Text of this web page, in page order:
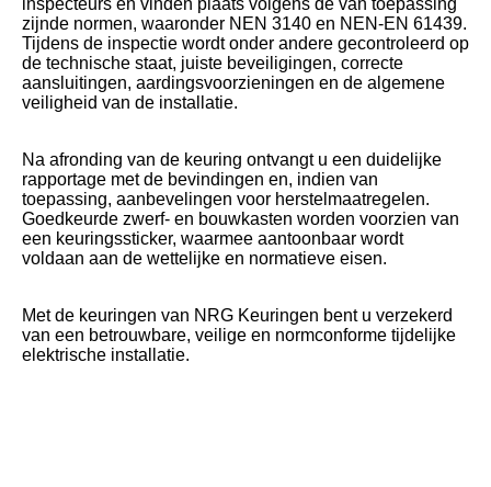
inspecteurs en vinden plaats volgens de van toepassing
zijnde normen, waaronder NEN 3140 en NEN-EN 61439.
Tijdens de inspectie wordt onder andere gecontroleerd op
de technische staat, juiste beveiligingen, correcte
aansluitingen, aardingsvoorzieningen en de algemene
veiligheid van de installatie.
Na afronding van de keuring ontvangt u een duidelijke
rapportage met de bevindingen en, indien van
toepassing, aanbevelingen voor herstelmaatregelen.
Goedkeurde zwerf- en bouwkasten worden voorzien van
een keuringssticker, waarmee aantoonbaar wordt
voldaan aan de wettelijke en normatieve eisen.
Met de keuringen van NRG Keuringen bent u verzekerd
van een betrouwbare, veilige en normconforme tijdelijke
elektrische installatie.